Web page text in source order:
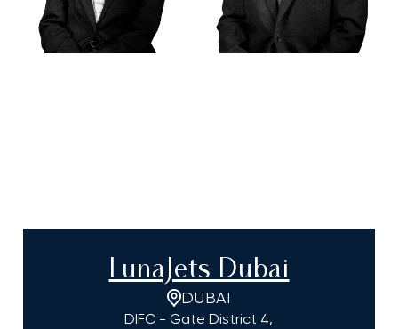
LunaJets Dubai
DUBAI
DIFC - Gate District 4,